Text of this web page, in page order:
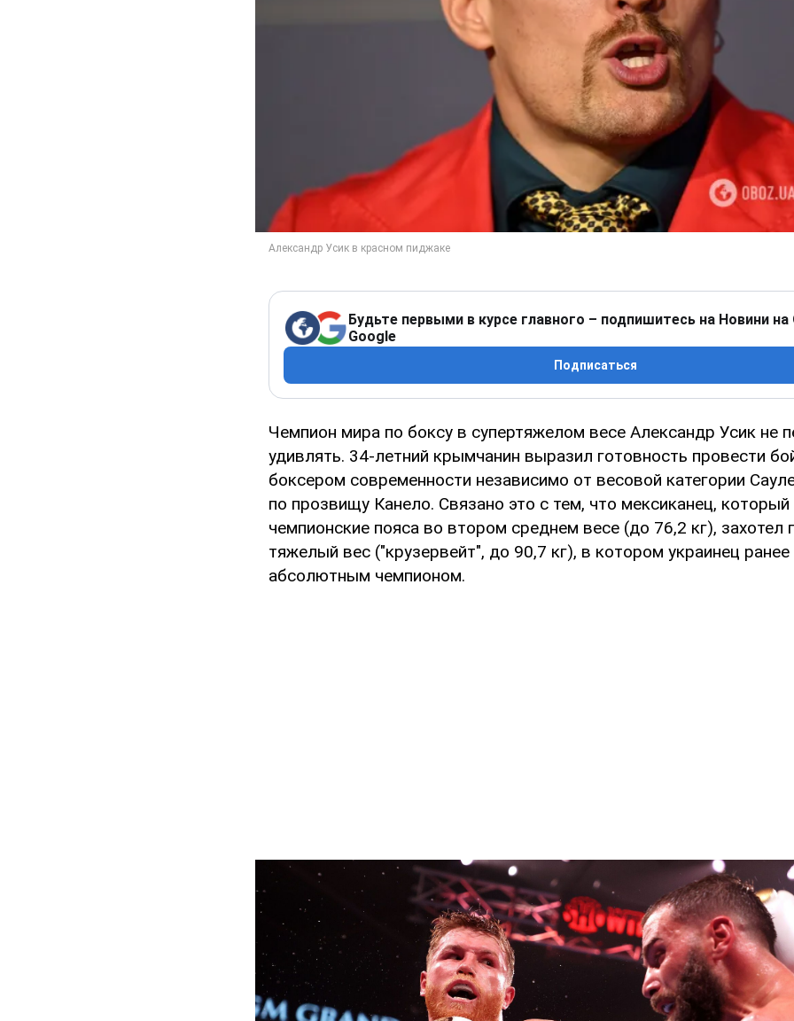
Будьте первыми в курсе главного – подпишитесь на Новини на
Google
Подписаться
Чемпион мира по боксу в супертяжелом весе Александр Усик не
удивлять. 34-летний крымчанин выразил готовность провести
боксером современности независимо от весовой категории
по прозвищу Канело. Связано это с тем, что мексиканец,
чемпионские пояса во втором среднем весе (до 76,2 кг), захотел
тяжелый вес ("крузервейт", до 90,7 кг), в котором украинец
абсолютным чемпионом.